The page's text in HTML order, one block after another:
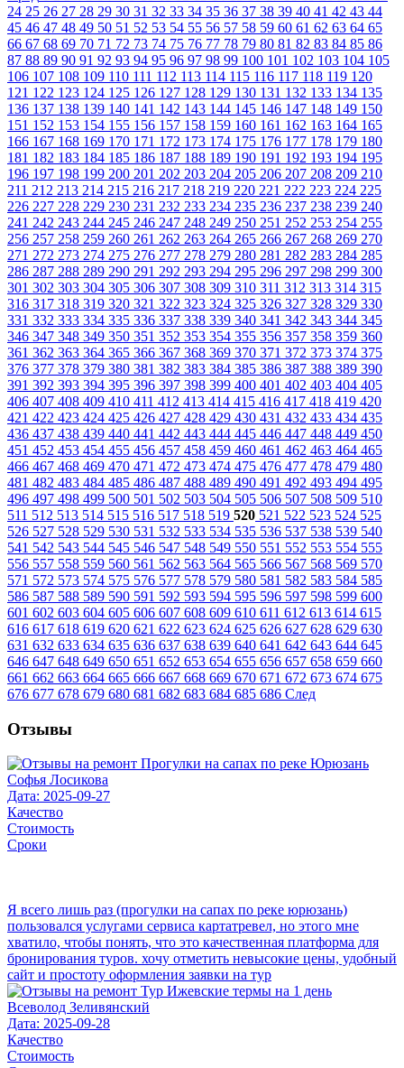
24 25 26 27 28 29 30 31 32 33 34 35 36 37 38 39 40 41 42 43 44
45 46 47 48 49 50 51 52 53 54 55 56 57 58 59 60 61 62 63 64 65
66 67 68 69 70 71 72 73 74 75 76 77 78 79 80 81 82 83 84 85 86
87 88 89 90 91 92 93 94 95 96 97 98 99 100 101 102 103 104 105
106 107 108 109 110 111 112 113 114 115 116 117 118 119 120
121 122 123 124 125 126 127 128 129 130 131 132 133 134 135
136 137 138 139 140 141 142 143 144 145 146 147 148 149 150
151 152 153 154 155 156 157 158 159 160 161 162 163 164 165
166 167 168 169 170 171 172 173 174 175 176 177 178 179 180
181 182 183 184 185 186 187 188 189 190 191 192 193 194 195
196 197 198 199 200 201 202 203 204 205 206 207 208 209 210
211 212 213 214 215 216 217 218 219 220 221 222 223 224 225
226 227 228 229 230 231 232 233 234 235 236 237 238 239 240
241 242 243 244 245 246 247 248 249 250 251 252 253 254 255
256 257 258 259 260 261 262 263 264 265 266 267 268 269 270
271 272 273 274 275 276 277 278 279 280 281 282 283 284 285
286 287 288 289 290 291 292 293 294 295 296 297 298 299 300
301 302 303 304 305 306 307 308 309 310 311 312 313 314 315
316 317 318 319 320 321 322 323 324 325 326 327 328 329 330
331 332 333 334 335 336 337 338 339 340 341 342 343 344 345
346 347 348 349 350 351 352 353 354 355 356 357 358 359 360
361 362 363 364 365 366 367 368 369 370 371 372 373 374 375
376 377 378 379 380 381 382 383 384 385 386 387 388 389 390
391 392 393 394 395 396 397 398 399 400 401 402 403 404 405
406 407 408 409 410 411 412 413 414 415 416 417 418 419 420
421 422 423 424 425 426 427 428 429 430 431 432 433 434 435
436 437 438 439 440 441 442 443 444 445 446 447 448 449 450
451 452 453 454 455 456 457 458 459 460 461 462 463 464 465
466 467 468 469 470 471 472 473 474 475 476 477 478 479 480
481 482 483 484 485 486 487 488 489 490 491 492 493 494 495
496 497 498 499 500 501 502 503 504 505 506 507 508 509 510
511 512 513 514 515 516 517 518 519 520 521 522 523 524 525
526 527 528 529 530 531 532 533 534 535 536 537 538 539 540
541 542 543 544 545 546 547 548 549 550 551 552 553 554 555
556 557 558 559 560 561 562 563 564 565 566 567 568 569 570
571 572 573 574 575 576 577 578 579 580 581 582 583 584 585
586 587 588 589 590 591 592 593 594 595 596 597 598 599 600
601 602 603 604 605 606 607 608 609 610 611 612 613 614 615
616 617 618 619 620 621 622 623 624 625 626 627 628 629 630
631 632 633 634 635 636 637 638 639 640 641 642 643 644 645
646 647 648 649 650 651 652 653 654 655 656 657 658 659 660
661 662 663 664 665 666 667 668 669 670 671 672 673 674 675
676 677 678 679 680 681 682 683 684 685 686 След
Отзывы
Софья Лосикова
Дата: 2025-09-27
Качество
Стоимость
Сроки
Я всего лишь раз (прогулки на сапах по реке юрюзань)
пользовался услугами сервиса картатревел, но этого мне
хватило, чтобы понять, что это качественная платформа для
бронирования туров. хочу отметить невысокие цены, удобный
сайт и простоту оформления заявки на тур
Всеволод Зеливянский
Дата: 2025-09-28
Качество
Стоимость